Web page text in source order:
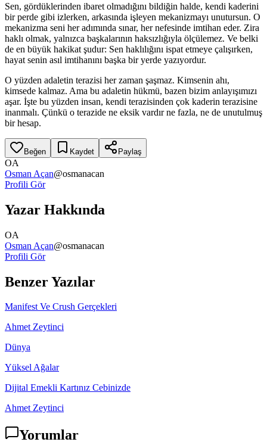
Sen, gördüklerinden ibaret olmadığını bildiğin halde, kendi kaderini
bir perde gibi izlerken, arkasında işleyen mekanizmayı unutursun. O
mekanizma seni her adımında sınar, her nefesinde imtihan eder. Zira
haklı olmak, yalnızca başkalarının haksızlığıyla ölçülemez. Ve belki
de en büyük hakikat şudur: Sen haklılığını ispat etmeye çalışırken,
hayat senin asıl imtihanını başka bir yerde yazıyordur.
O yüzden adaletin terazisi her zaman şaşmaz. Kimsenin ahı,
kimsede kalmaz. Ama bu adaletin hükmü, bazen bizim anlayışımızı
aşar. İşte bu yüzden insan, kendi terazisinden çok kaderin terazisine
inanmalı. Çünkü o terazide ne eksik vardır ne fazla, ne de unutulmuş
bir hesap.
Beğen Kaydet Paylaş
OA
Osman Açan@osmanacan
Profili Gör
Yazar Hakkında
OA
Osman Açan@osmanacan
Profili Gör
Benzer Yazılar
Manifest Ve Crush Gerçekleri
Ahmet Zeytinci
Dünya
Yüksel Ağalar
Dijital Emekli Kartınız Cebinizde
Ahmet Zeytinci
Yorumlar